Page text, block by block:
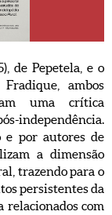
de Pepetela, e o
ambos
uma crítica
independência.
e por autores de
a dimensão
trazendo para o
persistentes da
relacionados com